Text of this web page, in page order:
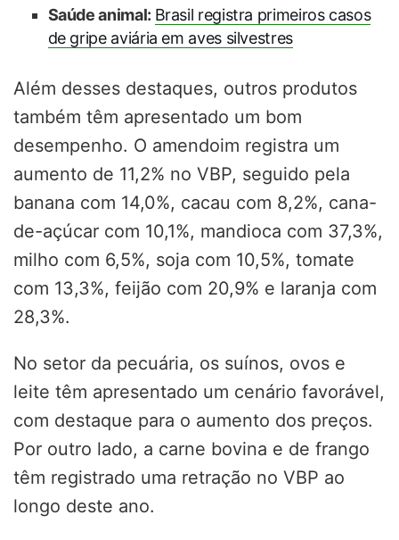
Saúde animal: Brasil registra primeiros casos
de gripe aviária em aves silvestres
Além desses destaques, outros produtos
também têm apresentado um bom
desempenho. O amendoim registra um
aumento de 11,2% no VBP, seguido pela
banana com 14,0%, cacau com 8,2%, cana-
de-açúcar com 10,1%, mandioca com 37,3%,
milho com 6,5%, soja com 10,5%, tomate
com 13,3%, feijão com 20,9% e laranja com
28,3%.
No setor da pecuária, os suínos, ovos e
leite têm apresentado um cenário favorável,
com destaque para o aumento dos preços.
Por outro lado, a carne bovina e de frango
têm registrado uma retração no VBP ao
longo deste ano.